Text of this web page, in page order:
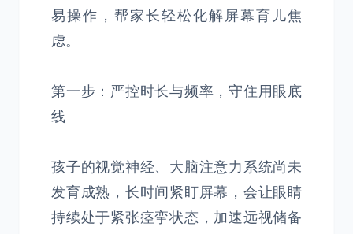
易操作，帮家长轻松化解屏幕育儿焦
虑。
第一步：严控时长与频率，守住用眼底
线
孩子的视觉神经、大脑注意力系统尚未
发育成熟，长时间紧盯屏幕，会让眼睛
持续处于紧张痉挛状态，加速远视储备